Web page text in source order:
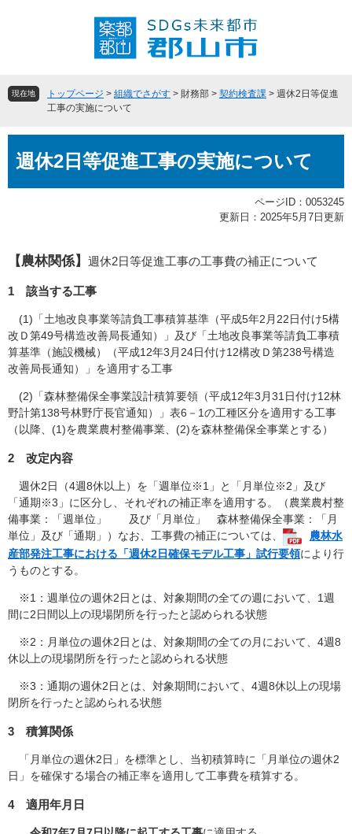
頭
飛
へ
現在地 トップページ > 組織でさがす > 財務部 > 契約検査課 > 週休2日等促進
工事の実施について
文週休2日等促進工事の実施について
ページID：0053245
更新日：2025年5月7日更新
【農林関係】 週休2日等促進工事の工事費の補正について
1 該当する工事
(1)「土地改良事業等請負工事積算基準（平成5年2月22日付け5構
改Ｄ第49号構造改善局長通知）」及び「土地改良事業等請負工事積
算基準（施設機械）（平成12年3月24日付け12構改Ｄ第238号構造
改善局長通知）」を適用する工事
(2)「森林整備保全事業設計積算要領（平成12年3月31日付け12林
野計第138号林野庁長官通知）」表6－1の工種区分を適用する工事
（以降、(1)を農業農村整備事業、(2)を森林整備保全事業とする）
2 改定内容
週休2日（4週8休以上）を「週単位※1」と「月単位※2」及び
「通期※3」に区分し、それぞれの補正率を適用する。（農業農村整
備事業：「週単位」 及び「月単位」 森林整備保全事業：「月
単位」及び「通期」）なお、工事費の補正については、
農林水
産部発注工事における「週休2日確保モデル工事」試行要領により行
うものとする。
※1：週単位の週休2日とは、対象期間の全ての週において、1週
間に2日間以上の現場閉所を行ったと認められる状態
※2：月単位の週休2日とは、対象期間の全ての月において、4週8
休以上の現場閉所を行ったと認められる状態
※3：通期の週休2日とは、対象期間において、4週8休以上の現場
閉所を行ったと認められる状態
3 積算関係
「月単位の週休2日」を標準とし、当初積算時に「月単位の週休2
日」を確保する場合の補正率を適用して工事費を積算する。
4 適用年月日